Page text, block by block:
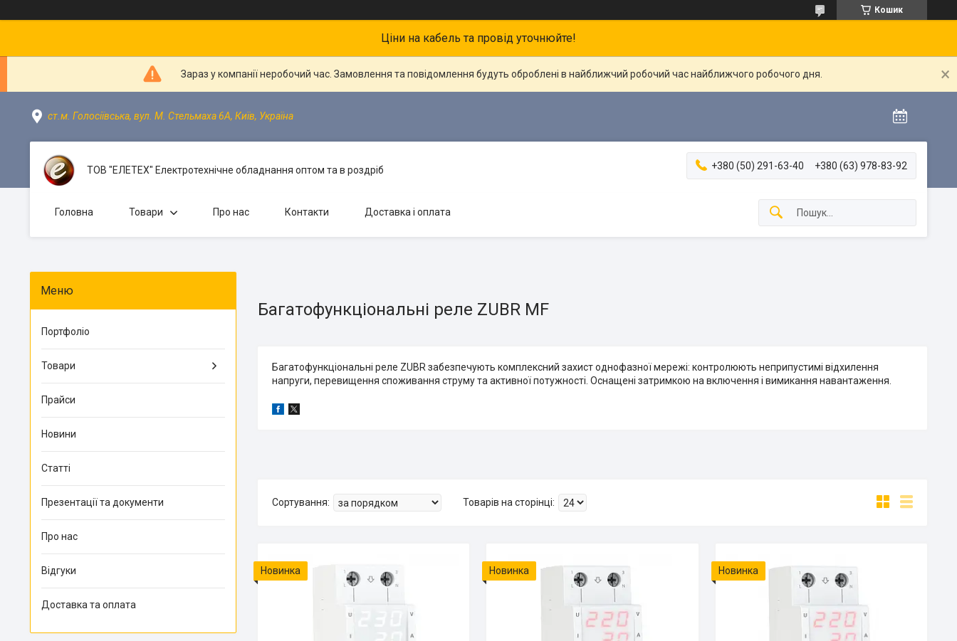
Кошик
Ціни на кабель та провід уточнюйте!
Зараз у компанії неробочий час. Замовлення та повідомлення будуть оброблені в найближчий робочий час найближчого робочого дня.
ст.м. Голосіївська, вул. М. Стельмаха 6А, Київ, Україна
ТОВ "ЕЛЕТЕХ" Електротехнічне обладнання оптом та в роздріб +380 (50) 291-63-40 +380 (63) 978-83-92
Головна Товари Про нас Контакти Доставка і оплата
Багатофункціональні реле ZUBR MF
Багатофункціональні реле ZUBR забезпечують комплексний захист однофазної мережі: контролюють неприпустимі відхилення
напруги, перевищення споживання струму та активної потужності. Оснащені затримкою на включення і вимикання навантаження.
Новинка Новинка Новинка
Портфоліо
Товари
Прайси
Новини
Статті
Презентації та документи
Про нас
Відгуки
Доставка та оплата